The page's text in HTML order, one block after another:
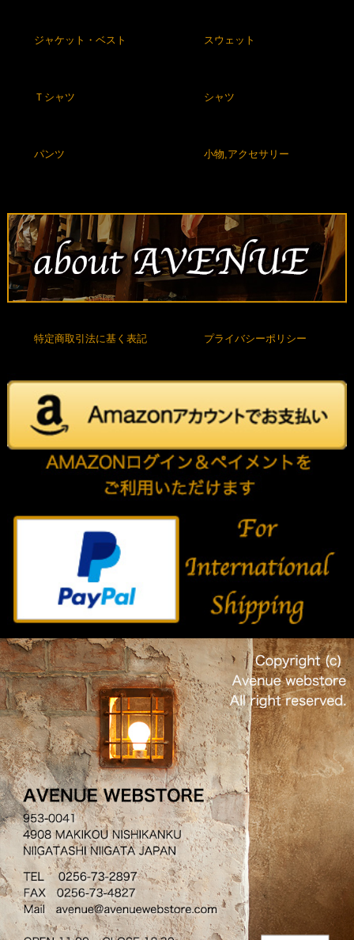
ジャケット・ベスト スウェット
Ｔシャツ シャツ
パンツ 小物,アクセサリー
特定商取引法に基く表記 プライバシーポリシー